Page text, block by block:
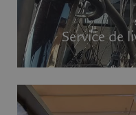
Service de